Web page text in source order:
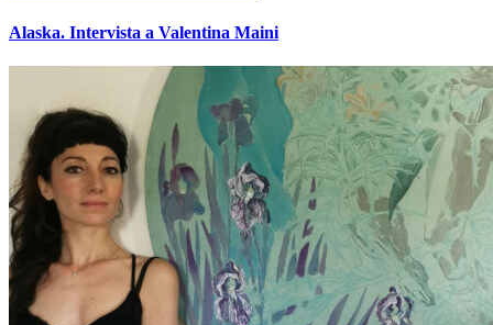
Alaska. Intervista a Valentina Maini